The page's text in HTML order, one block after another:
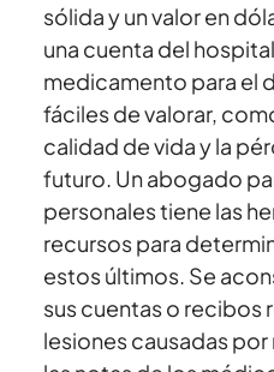
sólida y un valor en
una cuenta del
medicamento para el
fáciles de valorar,
calidad de vida y la
futuro. Un abogado
personales tiene las
recursos para
estos últimos. Se
sus cuentas o recibos
lesiones causadas